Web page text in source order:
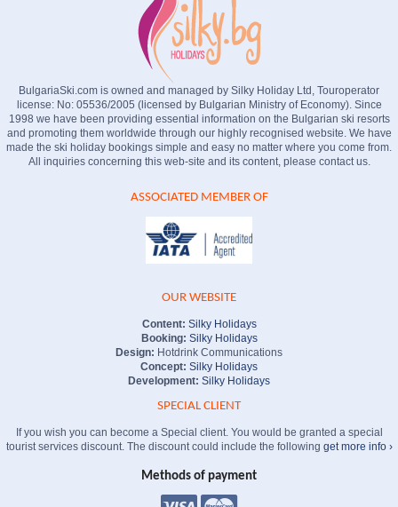
BulgariaSki.com is owned and managed by Silky Holiday Ltd, Touroperator
license: No: 05536/2005 (licensed by Bulgarian Ministry of Economy). Since
1998 we have been providing essential information on the Bulgarian ski resorts
and promoting them worldwide through our highly recognised website. We have
made the ski holiday bookings simple and easy no matter where you come from.
All inquiries concerning this web-site and its content, please contact us.
ASSOCIATED MEMBER OF
OUR WEBSITE
Content: Silky Holidays
Booking: Silky Holidays
Design: Hotdrink Communications
Concept: Silky Holidays
Development: Silky Holidays
SPECIAL CLIENT
If you wish you can become a Special client. You would be granted a special
tourist services discount. The discount could include the following get more info ›
Methods of payment